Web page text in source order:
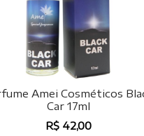
Amei Cosméticos
Car 17ml
R$ 42,00